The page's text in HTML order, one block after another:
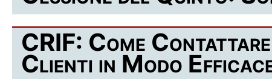
CRIF: Come
Clienti in Modo